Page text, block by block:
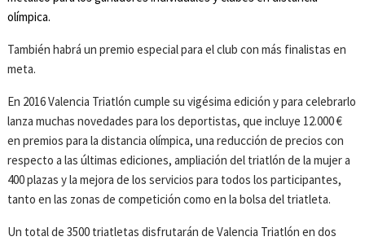
olímpica.
También habrá un premio especial para el club con más finalistas en
meta.
En 2016 Valencia Triatlón cumple su vigésima edición y para celebrarlo
lanza muchas novedades para los deportistas, que incluye 12.000 €
en premios para la distancia olímpica, una reducción de precios con
respecto a las últimas ediciones, ampliación del triatlón de la mujer a
400 plazas y la mejora de los servicios para todos los participantes,
tanto en las zonas de competición como en la bolsa del triatleta.
Un total de 3500 triatletas disfrutarán de Valencia Triatlón en dos